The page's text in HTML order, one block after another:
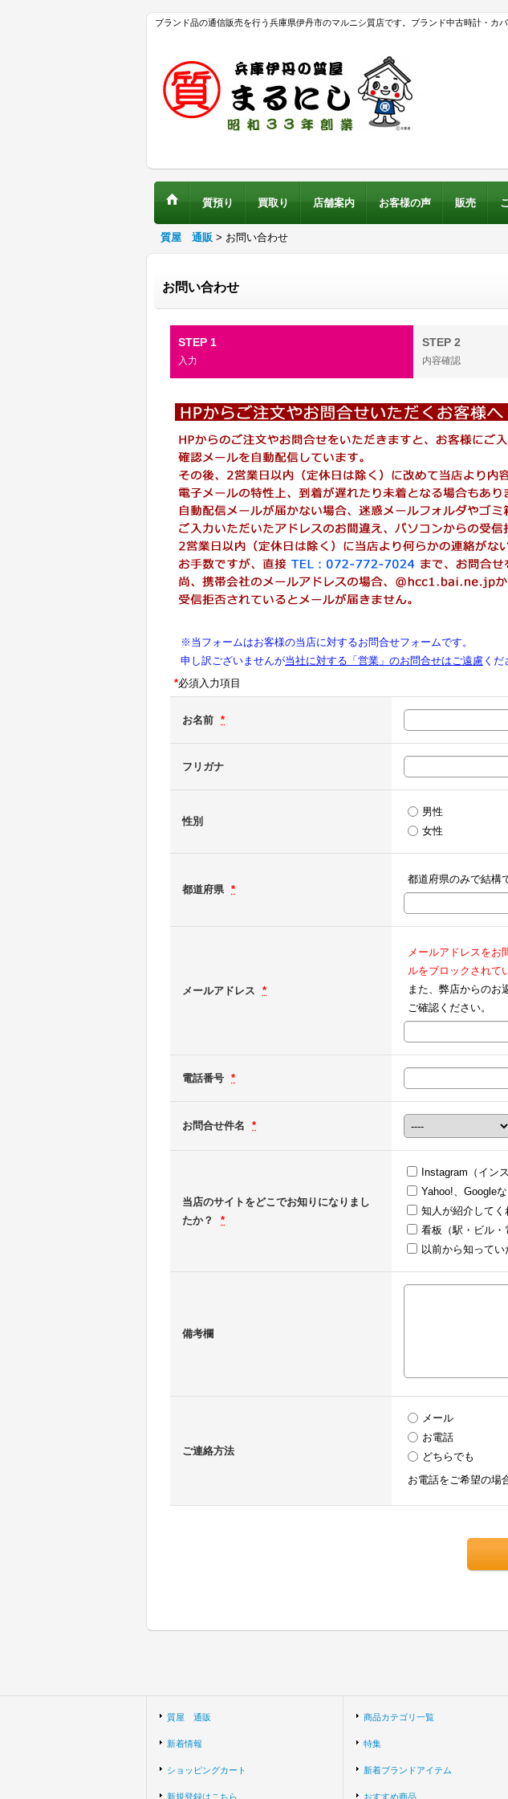
ブランド品の通信販売を行う兵庫県伊丹市のマルニシ質店です。ブランド中古時計・カ
質預り 買取り 店舗案内 お客様の声 販売
質屋 通販 > お問い合わせ
お問い合わせ
STEP 1
入力
STEP 2
内容確認
※当フォームはお客様の当店に対するお問合せフォームです。
申し訳ございませんが当社に対する「営業」のお問合せはご遠慮 くだ
*必須入力項目
お名前 *
フリガナ
性別
男性
女性
都道府県 *
都道府県のみで結構
メールアドレス *
メールアドレスをお
ルをブロックされて
また、弊店からのお
ご確認ください。
電話番号 *
お問合せ件名 *
当店のサイトをどこでお知りになりまし
たか？
*
Instagram（イン
Yahoo!、Google
知人が紹介してく
看板（駅・ビル・
以前から知ってい
備考欄
ご連絡方法
メール
お電話
どちらでも
お電話をご希望の場
質屋 通販
新着情報
ショッピングカート
新規登録はこちら
商品カテゴリ一覧
特集
新着ブランドアイテム
おすすめ商品